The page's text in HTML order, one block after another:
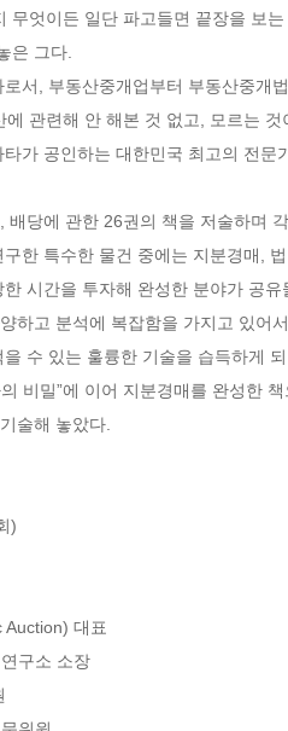
무엇이든 일단 파고들면 끝장을 보
은 그다.
서, 부동산중개업부터 부동산중개
에 관련해 안 해본 것 없고, 모르는
가 공인하는 대한민국 최고의 전
배당에 관한 26권의 책을 저술하며
한 특수한 물건 중에는 지분경매,
시간을 투자해 완성한 분야가 공
하고 분석에 복잡함을 가지고 있
수 있는 훌륭한 기술을 습득하게
비밀”에 이어 지분경매를 완성한
술해 놓았다.